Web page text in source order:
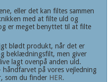
eller det kan filtes sammen
med at filte uld og
er meget benyttet til at filte
blødt produkt, når det er
beklædningsfilt, men giver
lagt ovenpå anden uld.
på vores vejledning
som du finder HER.